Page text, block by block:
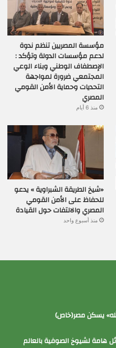
مؤسسة المصريين تنظم ندوة
لدعم مؤسسات الدولة وتؤكد :
الإصطفاف الوطني وبناء الوعي
المجتمعي ضرورة لمواجهة
التحديات وحماية الأمن القومي
المصري
منذ 6 أيام
«شيخ الطريقة الشبراوية » يدعو
للحفاظ على الأمن القومي
المصري والالتفات حول القيادة
منذ أسبوع واحد
يسكن مصر(خاص)
هامة لشيوخ الصوفية بالعالم